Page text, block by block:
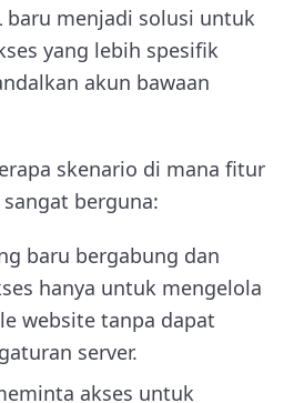
baru menjadi solusi untuk
yang lebih spesifik
akun bawaan
skenario di mana fitur
sangat berguna:
baru bergabung dan
hanya untuk mengelola
website tanpa dapat
server.
akses untuk